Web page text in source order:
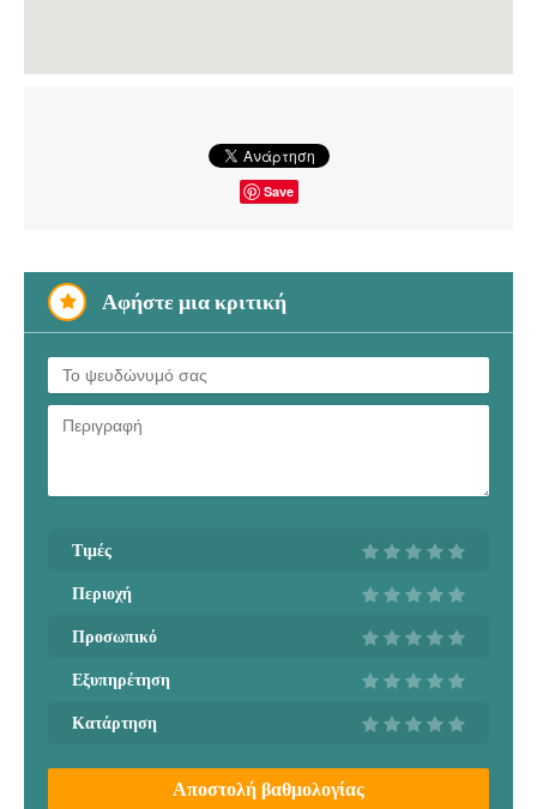
Save
Αφήστε μια κριτική
Τιμές
Περιοχή
Προσωπικό
Εξυπηρέτηση
Κατάρτηση
Αποστολή βαθμολογίας